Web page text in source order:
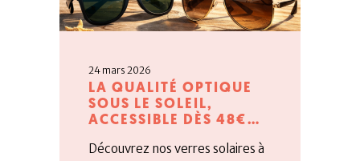
24 mars 2026
LA QUALITÉ OPTIQUE
SOUS LE SOLEIL,
ACCESSIBLE DÈS 48€…
Découvrez nos verres solaires à